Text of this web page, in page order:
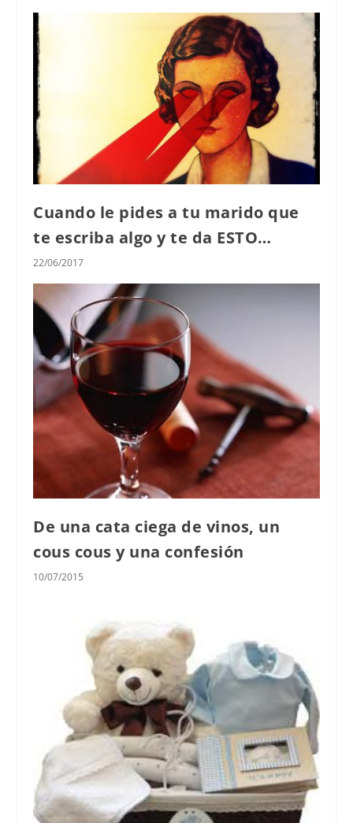
Cuando le pides a tu marido que
te escriba algo y te da ESTO…
22/06/2017
De una cata ciega de vinos, un
cous cous y una confesión
10/07/2015